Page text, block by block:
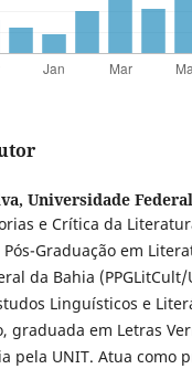
Universidade
e Crítica da
Graduação em
da Bahia (PPGLitCult/
Linguísticos e
graduada em Letras
pela UNIT. Atua como